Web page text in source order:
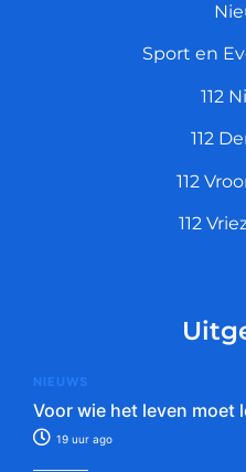
Sport en
112
112
112
112
NIEUWS
Voor wie het leven moet
19 uur ago